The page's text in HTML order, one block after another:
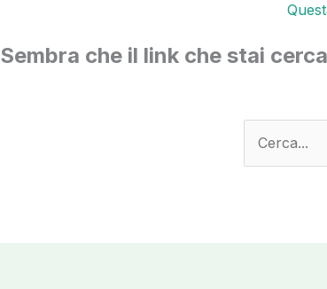
Sembra che il link che stai
Cerca: